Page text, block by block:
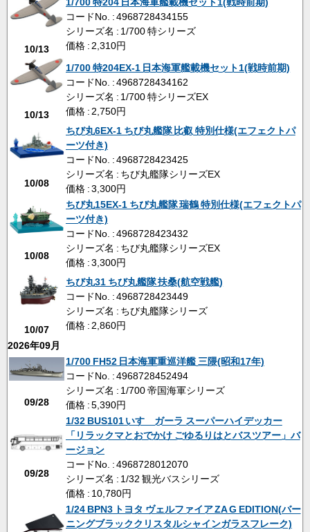
10/13
コードNo. : 4968728434155
シリーズ名 : 1/700 特シリーズ
価格 : 2,310円
10/13
1/700 特204EX-1 日本海軍艦載機セット1(戦時前期)
コードNo. : 4968728434162
シリーズ名 : 1/700 特シリーズEX
価格 : 2,750円
10/08
ちび丸6EX-1 ちび丸艦隊 比叡 特別仕様(エフェクトパ
ーツ付き)
コードNo. : 4968728423425
シリーズ名 : ちび丸艦隊シリーズEX
価格 : 3,300円
10/08
ちび丸15EX-1 ちび丸艦隊 瑞鶴 特別仕様(エフェクトパ
ーツ付き)
コードNo. : 4968728423432
シリーズ名 : ちび丸艦隊シリーズEX
価格 : 3,300円
10/07
ちび丸31 ちび丸艦隊 扶桑(航空戦艦)
コードNo. : 4968728423449
シリーズ名 : ちび丸艦隊シリーズ
価格 : 2,860円
2026年09月
09/28
1/700 FH52 日本海軍重巡洋艦 三隈(昭和17年)
コードNo. : 4968728452494
シリーズ名 : 1/700 帝国海軍シリーズ
価格 : 5,390円
09/28
1/32 BUS101 いすゞガーラ スーパーハイデッカー
「リラックマとおでかけ ごゆるりはとバスツアー」バ
ージョン
コードNo. : 4968728012070
シリーズ名 : 1/32 観光バスシリーズ
価格 : 10,780円
1/24 BPN3 トヨタ ヴェルファイア ZA G EDITION(バー
ニングブラッククリスタルシャインガラスフレーク)